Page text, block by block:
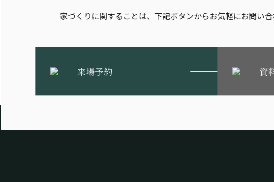
家づくりに関することは、下記ボタンからお気軽にお問い合
来場予約 資